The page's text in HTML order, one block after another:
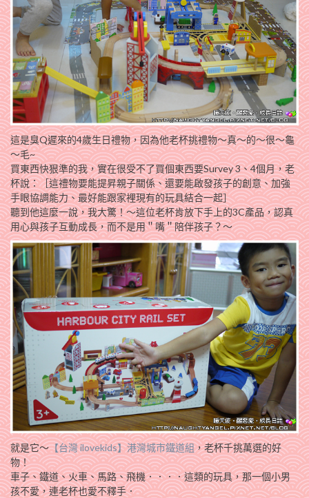
這是臭Q遲來的4歲生日禮物，因為他老杯挑禮物～真～的～很～龜
～毛~
買東西快狠準的我，實在很受不了買個東西要Survey 3、4個月，老
杯說：［這禮物要能提昇親子關係、還要能啟發孩子的創意、加強
手眼協調能力、最好能跟家裡現有的玩具結合一起］
聽到他這麼一說，我大驚！～這位老杯肯放下手上的3C產品，認真
用心與孩子互動成長，而不是用＂嘴＂陪伴孩子？～
就是它～【台灣 ilovekids】港灣城市鐵道組，老杯千挑萬選的好
物！
車子、鐵道、火車、馬路、飛機．．．．這類的玩具，那一個小男
孩不愛，連老杯也愛不釋手．